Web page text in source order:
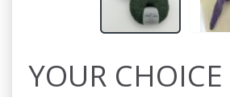
YOUR